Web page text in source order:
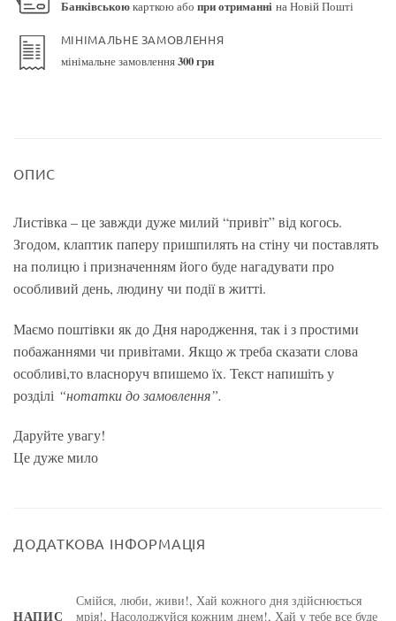
Банківськоюкарткою або при отриманніна Новій Пошті
МІНІМАЛЬНЕ ЗАМОВЛЕННЯ
мінімальне замовлення300 грн
ОПИС
Листівка – це завжди дуже милий “привіт” від когось.
Згодом, клаптик паперу пришпилять на стіну чи поставлять
на полицю і призначенням його буде нагадувати про
особливий день, людину чи події в житті.
Маємо поштівки як до Дня народження, так і з простими
побажаннями чи привітами. Якщо ж треба сказати слова
особливі,то власноруч впишемо їх. Текст напишіть у
розділі “нотатки до замовлення”.
Даруйте увагу!
Це дуже мило
ДОДАТКОВА ІНФОРМАЦІЯ
НАПИС
Смійся, люби, живи!, Хай кожного дня здійснюється
мрія!, Насолоджуйся кожним днем!, Хай у тебе все буде